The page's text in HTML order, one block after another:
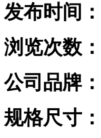
发布时间：
浏览次数：
公司品牌：
规格尺寸：